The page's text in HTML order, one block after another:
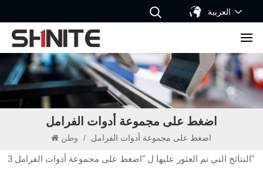
العربية
اضغط على مجموعة أدوات الفرامل
/ اضغط على مجموعة أدوات الفرامل
3 النتائج التي تم العثور عليها ل "اضغط على مجموعة أدوات الفرامل"